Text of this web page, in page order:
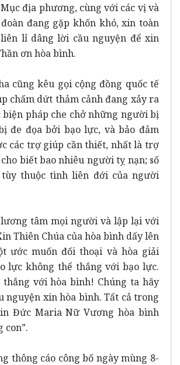
Mục địa phương, cùng với các vị và
đang gặp khốn khó, xin toàn
lỉ dâng lời cầu nguyện để xin
ơn hòa bình.
cũng kêu gọi cộng đồng quốc tế
chấm dứt thảm cảnh đang xảy ra
biện pháp che chở những người bị
đe đọa bởi bạo lực, và bảo đảm
các trợ giúp cần thiết, nhất là trợ
biết bao nhiêu người tỵ nạn; số
thuộc tình liên đới của người
tâm mọi người và lập lại với
Thiên Chúa của hòa bình dấy lên
ước muốn đối thoại và hòa giải
lực không thể thắng với bạo lực.
với hòa bình! Chúng ta hãy
nguyện xin hòa bình. Tất cả trong
Đức Maria Nữ Vương hòa bình
con”.
thông cáo công bố ngày mùng 8-